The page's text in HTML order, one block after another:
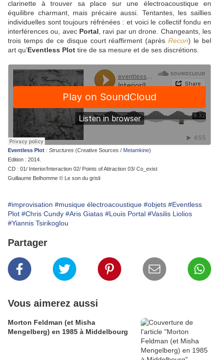
clarinette à trouver sa place sur une électroacoustique en
équilibre charmant, mais précaire aussi. Tentantes, les saillies
individuelles sont toujours réfrénées : et voici le collectif fondu en
interférences ou, avec Portal , ravi par un drone. Changeants, les
trois temps de ce disque court réaffirment (aprèsRecon) le bel
art qu’Eventless Plot tire de sa mesure et de ses discrétions.
Eventless Plot : Structures (Creative Sources / Metamkine)
Edition : 2014.
CD : 01/ Interior/Interaction 02/ Points of Attraction 03/ Co_exist
Guillaume Belhomme © Le son du grisli
#improvisation #musique électroacoustique #objets #Eventless
Plot #Chris Cundy #Aris Giatas #Louis Portal #Vasilis Liolios
#Yiannis Tsirikoglou
Partager
Vous aimerez aussi
Morton Feldman (et Misha
Mengelberg) en 1985 à Middelbourg